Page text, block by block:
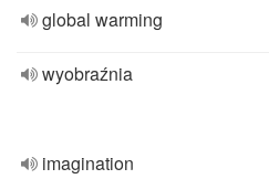
global warming
wyobraźnia
imagination